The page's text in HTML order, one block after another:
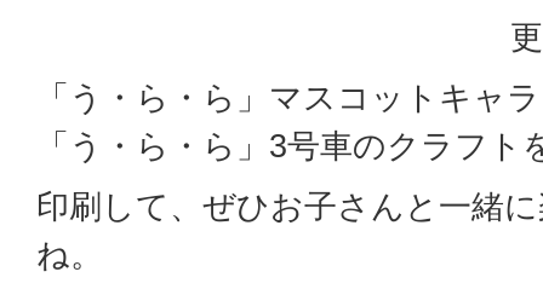
「う・ら・ら」マスコットキャ
「う・ら・ら」3号車のクラフ
印刷して、ぜひお子さんと一緒
ね。